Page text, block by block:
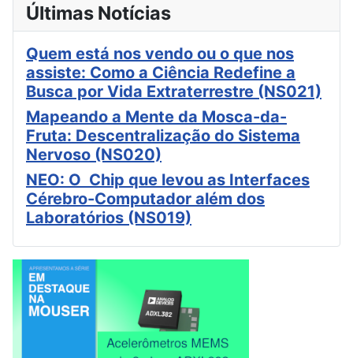
Últimas Notícias
Quem está nos vendo ou o que nos
assiste: Como a Ciência Redefine a
Busca por Vida Extraterrestre (NS021)
Mapeando a Mente da Mosca-da-
Fruta: Descentralização do Sistema
Nervoso (NS020)
NEO: O Chip que levou as Interfaces
Cérebro-Computador além dos
Laboratórios (NS019)